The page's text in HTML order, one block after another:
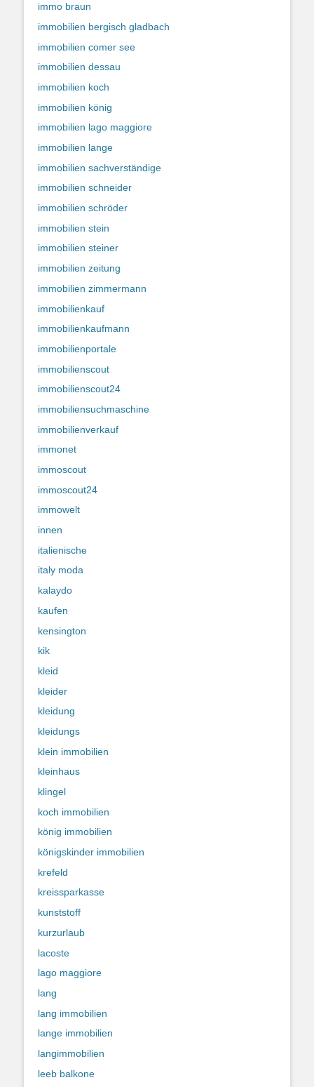
immo braun
immobilien bergisch gladbach
immobilien comer see
immobilien dessau
immobilien koch
immobilien könig
immobilien lago maggiore
immobilien lange
immobilien sachverständige
immobilien schneider
immobilien schröder
immobilien stein
immobilien steiner
immobilien zeitung
immobilien zimmermann
immobilienkauf
immobilienkaufmann
immobilienportale
immobilienscout
immobilienscout24
immobiliensuchmaschine
immobilienverkauf
immonet
immoscout
immoscout24
immowelt
innen
italienische
italy moda
kalaydo
kaufen
kensington
kik
kleid
kleider
kleidung
kleidungs
klein immobilien
kleinhaus
klingel
koch immobilien
könig immobilien
königskinder immobilien
krefeld
kreissparkasse
kunststoff
kurzurlaub
lacoste
lago maggiore
lang
lang immobilien
lange immobilien
langimmobilien
leeb balkone